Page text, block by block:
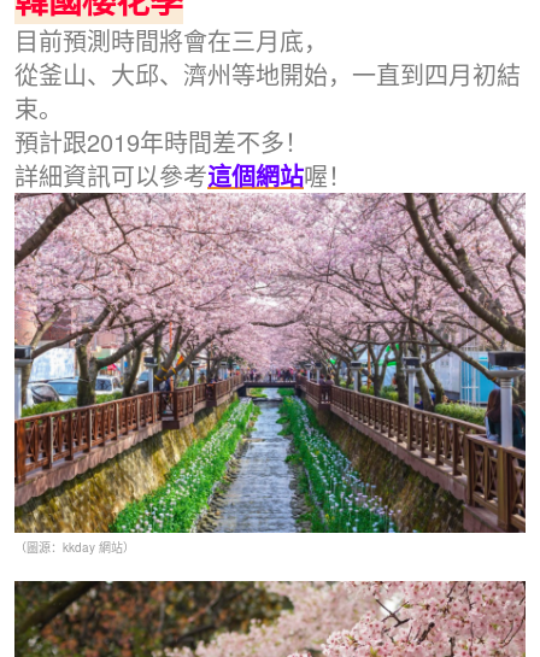
目前預測時間將會在三月底，
從釜山、大邱、濟州等地開始，一直到四月初結
束。
預計跟2019年時間差不多！
詳細資訊可以參考這個網站喔！
（圖源：kkday 網站）